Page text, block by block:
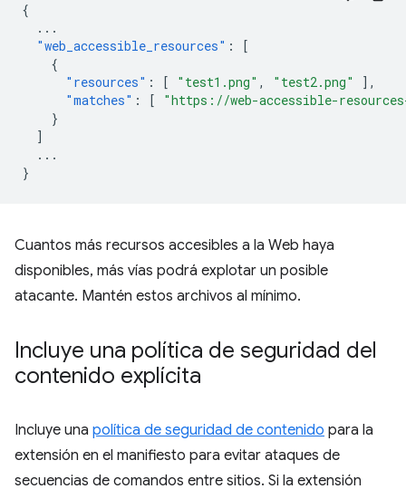
{
...
"web_accessible_resources" :
[
{
"resources" : [ "test1.png" , "test2.png"
],
"matches" : [
"https://web-accessible-
}
]
...
}
Cuantos más recursos accesibles a la Web haya
disponibles, más vías podrá explotar un posible
atacante. Mantén estos archivos al mínimo.
Incluye una política de seguridad del
contenido explícita
Incluye una política de seguridad de contenido para la
extensión en el manifiesto para evitar ataques de
secuencias de comandos entre sitios. Si la extensión